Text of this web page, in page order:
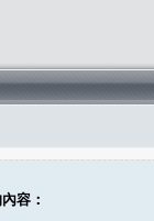
容：